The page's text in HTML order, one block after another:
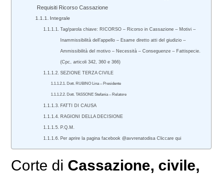
Requisiti Ricorso Cassazione
Integrale
Tag/parola chiave: RICORSO – Ricorso in Cassazione – Motivi –
Inammissibilità dell’appello – Esame diretto atti del giudizio –
Ammissibilità del motivo – Necessità – Conseguenze – Fattispecie.
(Cpc, articoli 342, 360 e 366)
SEZIONE TERZA CIVILE
Dott. RUBINO Lina – Presidente
Dott. TASSONE Stefania – Relatore
FATTI DI CAUSA
RAGIONI DELLA DECISIONE
P.Q.M.
Per aprire la pagina facebook @avvrenatodisa Cliccare qui
Corte di Cassazione, civile,